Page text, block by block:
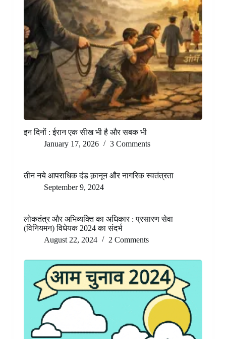
इन दिनों : ईरान एक सीख भी है और सबक भी
January 17, 2026
3 Comments
तीन नये आपराधिक दंड क़ानून और नागरिक स्वतंत्रता
September 9, 2024
लोकतंत्र और अभिव्यक्ति का अधिकार : प्रसारण सेवा
(विनियमन) विधेयक 2024 का संदर्भ
August 22, 2024
2 Comments